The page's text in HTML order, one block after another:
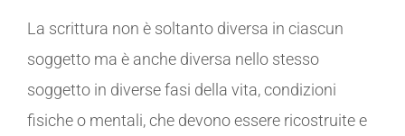
La scrittura non è soltanto diversa in ciascun
soggetto ma è anche diversa nello stesso
soggetto in diverse fasi della vita, condizioni
fisiche o mentali, che devono essere ricostruite e